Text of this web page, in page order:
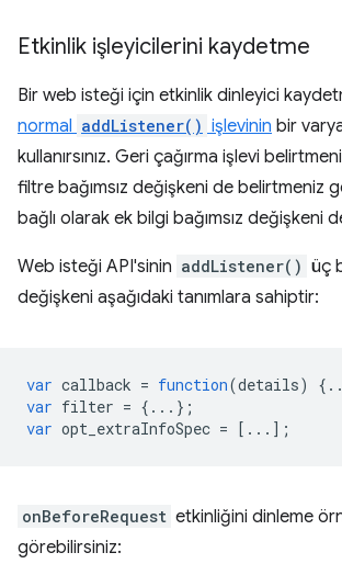
Etkinlik işleyicilerini kaydetme
Bir web isteği için etkinlik dinleyici
normal addListener() işlevinin bir
kullanırsınız. Geri çağırma işlevi
filtre bağımsız değişkeni de belirtmeniz
bağlı olarak ek bilgi bağımsız değişkeni
Web isteği API'sinin addListener() üç
değişkeni aşağıdaki tanımlara sahiptir:
var callback = function(details)
var filter = {...};
var opt_extraInfoSpec = [...];
onBeforeRequest etkinliğini dinleme
görebilirsiniz: